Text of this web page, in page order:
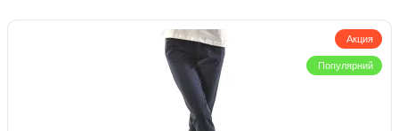
Акция
Популярний